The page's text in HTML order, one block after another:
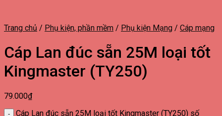
Trang chủ / Phụ kiện, phần mềm / Phụ kiện Mạng / Cáp mạng
Cáp Lan đúc sẵn 25M loại tốt
Kingmaster (TY250)
79.000₫
Cáp Lan đúc sẵn 25M loại tốt Kingmaster (TY250) số